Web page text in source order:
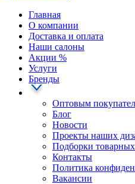
Главная
О компании
Доставка и оплата
Наши cалоны
Акции %
Услуги
Бренды
Оптовым
Блог
Новости
Проекты наших
Подборки
Контакты
Политика
Вакансии